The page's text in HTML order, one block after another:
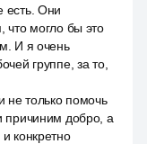
есть. Они
что могло бы это
И я очень
группе, за то,
не только помочь
причиним добро, а
конкретно